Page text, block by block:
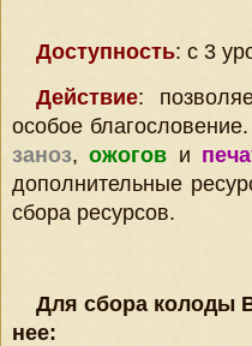
Доступность: с 3
Действие:
особое благословение.
заноз,ожогов и
дополнительные
сбора ресурсов.
Для сбора колоды
нее: